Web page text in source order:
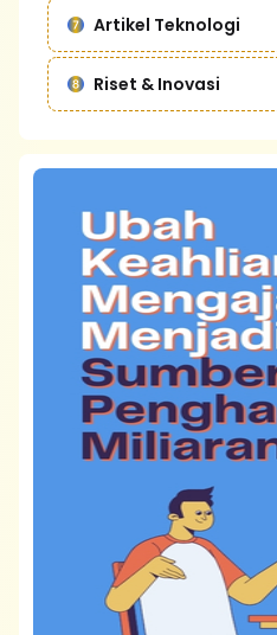
Artikel Teknologi
Riset & Inovasi